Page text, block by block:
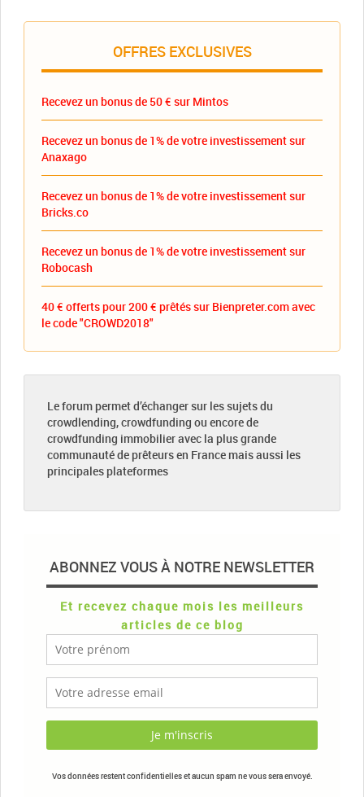
OFFRES EXCLUSIVES
Recevez un bonus de 50 € sur Mintos
Recevez un bonus de 1% de votre investissement sur
Anaxago
Recevez un bonus de 1% de votre investissement sur
Bricks.co
Recevez un bonus de 1% de votre investissement sur
Robocash
40 € offerts pour 200 € prêtés sur Bienpreter.com avec
le code "CROWD2018"
Le forum permet d’échanger sur les sujets du
crowdlending, crowdfunding ou encore de
crowdfunding immobilier avec la plus grande
communauté de prêteurs en France mais aussi les
principales plateformes
ABONNEZ VOUS À NOTRE NEWSLETTER
Et recevez chaque mois les meilleurs
articles de ce blog
Vos données restent confidentielles et aucun spam ne vous sera envoyé.